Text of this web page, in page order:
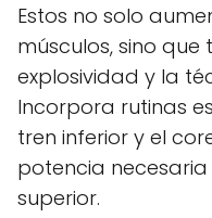
Estos no solo
músculos, sino
explosividad y la
Incorpora rutinas
tren inferior y el
potencia
superior.